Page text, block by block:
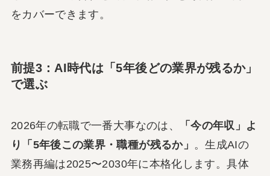
をカバーできます。
前提3：AI時代は「5年後どの業界が残るか」
で選ぶ
2026年の転職で一番大事なのは、
「今の年収」よ
り「5年後この業界・職種が残るか」 。生成AIの
業務再編は2025〜2030年に本格化します。具体